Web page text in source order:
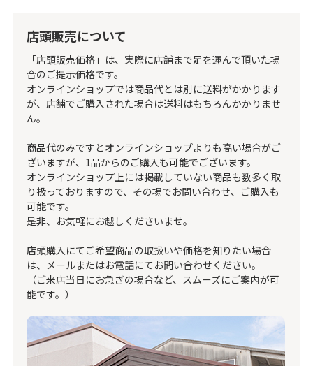
店頭販売について
「店頭販売価格」は、実際に店舗まで足を運んで頂いた場
合のご提示価格です。
オンラインショップでは商品代とは別に送料がかかります
が、店舗でご購入された場合は送料はもちろんかかりませ
ん。
商品代のみですとオンラインショップよりも高い場合がご
ざいますが、1品からのご購入も可能でございます。
オンラインショップ上には掲載していない商品も数多く取
り扱っておりますので、その場でお問い合わせ、ご購入も
可能です。
是非、お気軽にお越しくださいませ。
店頭購入にてご希望商品の取扱いや価格を知りたい場合
は、メールまたはお電話にてお問い合わせください。
（ご来店当日にお急ぎの場合など、スムーズにご案内が可
能です。）